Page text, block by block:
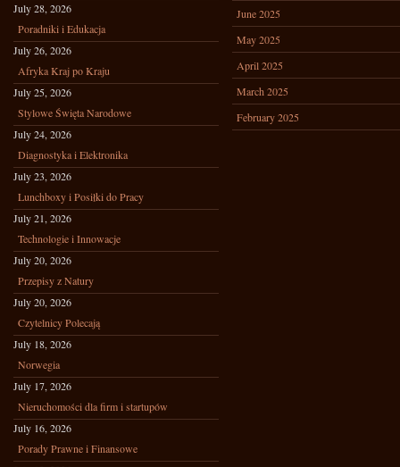
July 28, 2026
Poradniki i Edukacja
July 26, 2026
Afryka Kraj po Kraju
July 25, 2026
Stylowe Święta Narodowe
July 24, 2026
Diagnostyka i Elektronika
July 23, 2026
Lunchboxy i Posiłki do Pracy
July 21, 2026
Technologie i Innowacje
July 20, 2026
Przepisy z Natury
July 20, 2026
Czytelnicy Polecają
July 18, 2026
Norwegia
July 17, 2026
Nieruchomości dla firm i startupów
July 16, 2026
Porady Prawne i Finansowe
June 2025
May 2025
April 2025
March 2025
February 2025